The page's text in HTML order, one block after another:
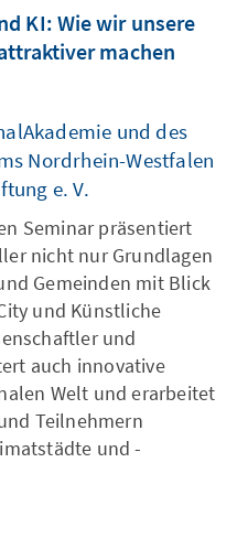
KI: Wie wir unsere
machen
und des
Nordrhein-Westfalen
e. V.
Seminar präsentiert
nicht nur Grundlagen
Gemeinden mit Blick
und Künstliche
und
auch innovative
Welt und erarbeitet
Teilnehmern
und -